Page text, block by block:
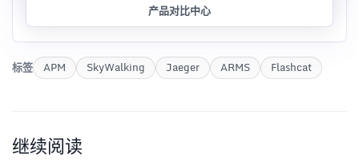
产品对比中心
标签 APM SkyWalking Jaeger ARMS Flashcat
继续阅读